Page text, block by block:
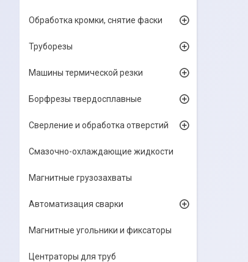
Обработка кромки, снятие фаски
Труборезы
Машины термической резки
Борфрезы твердосплавные
Сверление и обработка отверстий
Смазочно-охлаждающие жидкости
Магнитные грузозахваты
Автоматизация сварки
Магнитные угольники и фиксаторы
Центраторы для труб